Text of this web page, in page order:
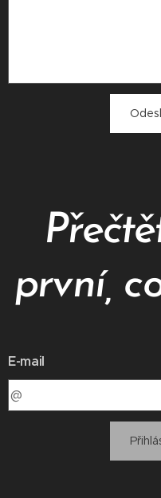
první,
E-mail